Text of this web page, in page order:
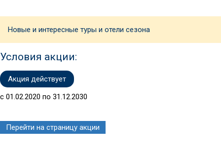
Новые и интересные туры и отели сезона
Условия акции:
Акция действует
с 01.02.2020 по 31.12.2030
Перейти на страницу акции